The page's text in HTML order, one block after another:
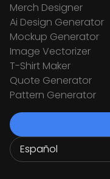
Merch Designer
Ai Design Generator
Mockup Generator
Image Vectorizer
T-Shirt Maker
Quote Generator
Pattern Generator